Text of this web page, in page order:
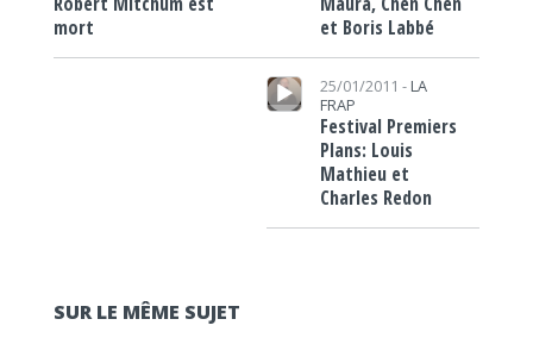
mort
et Boris Labbé
Lecteur audio
25/01/2011 - LA
FRAP
Festival Premiers
Plans: Louis
Mathieu et
Charles Redon
SUR LE MÊME SUJET